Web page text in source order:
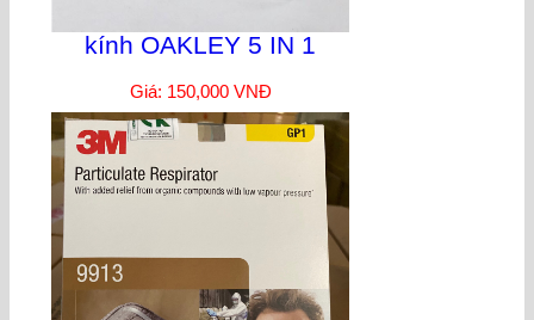
kính OAKLEY 5 IN 1
Giá: 150,000 VNĐ